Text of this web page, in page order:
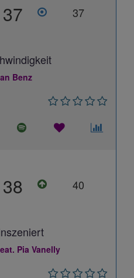
37 37
Benz
38 40
Pia Vanelly